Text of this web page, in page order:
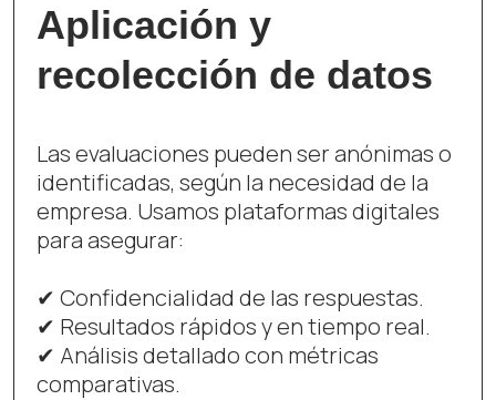
Análisis presentación
de resultados
Una vez recopilados los datos,
realizamos un análisis comparativo para
identificar brechas de desempeño,
coherencia entre percepciones y áreas
✔ Reportes individuales y por equipo.
✔ Comparación entre la autoevaluación y
la percepción de otros.